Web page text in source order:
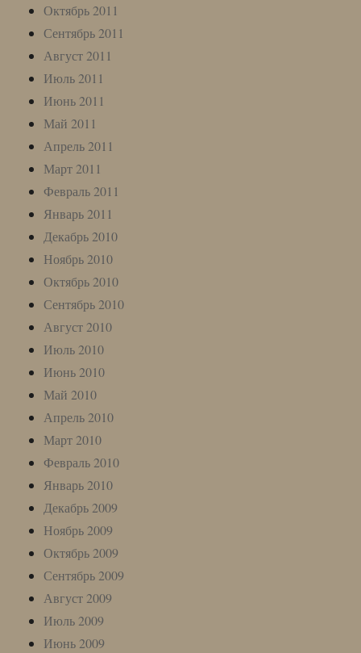
Октябрь 2011
Сентябрь 2011
Август 2011
Июль 2011
Июнь 2011
Май 2011
Апрель 2011
Март 2011
Февраль 2011
Январь 2011
Декабрь 2010
Ноябрь 2010
Октябрь 2010
Сентябрь 2010
Август 2010
Июль 2010
Июнь 2010
Май 2010
Апрель 2010
Март 2010
Февраль 2010
Январь 2010
Декабрь 2009
Ноябрь 2009
Октябрь 2009
Сентябрь 2009
Август 2009
Июль 2009
Июнь 2009